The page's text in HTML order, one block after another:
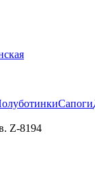
Сапоги
Z-8194